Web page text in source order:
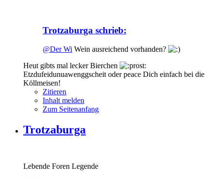
Trotzaburga schrieb:
@Der Wi Wein ausreichend vorhanden?
Heut gibts mal lecker Bierchen
Etzdufeidunuawenggscheit oder peace Dich einfach bei die
Köllmeisen!
Zitieren
Inhalt melden
Zum Seitenanfang
Trotzaburga
Lebende Foren Legende